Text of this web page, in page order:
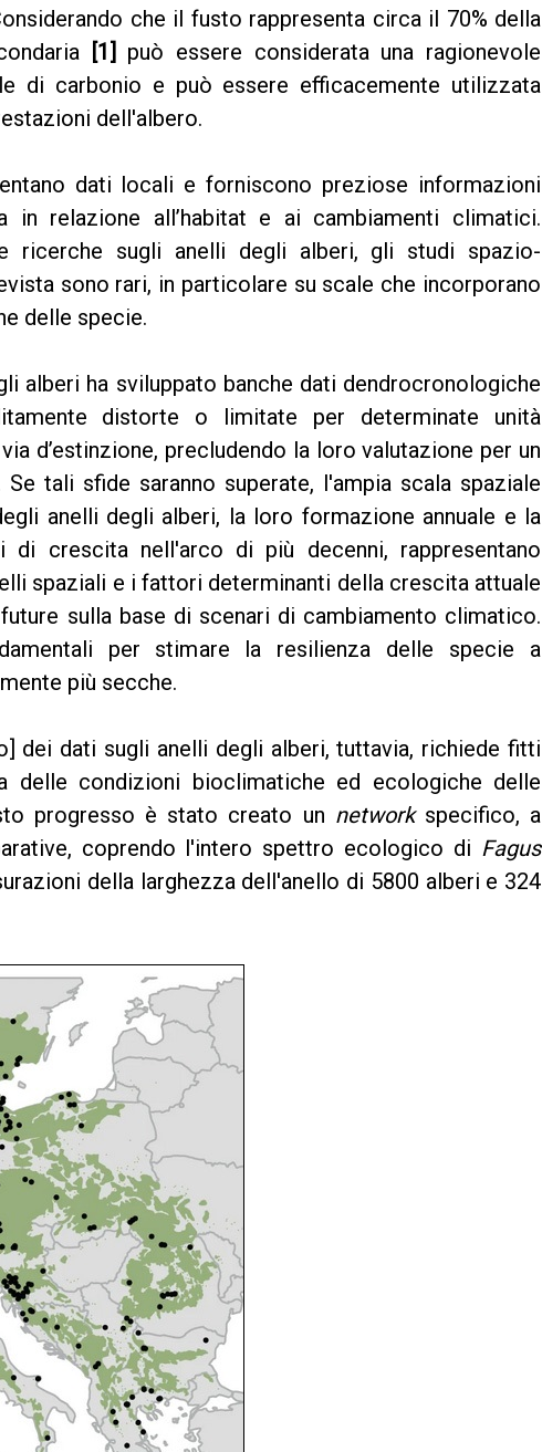
che il fusto rappresenta circa il 70% della
[1] può essere considerata una ragionevole
di carbonio e può essere efficacemente utilizzata
dell'albero.
dati locali e forniscono preziose informazioni
relazione all’habitat e ai cambiamenti climatici.
ricerche sugli anelli degli alberi, gli studi spazio-
sono rari, in particolare su scale che incorporano
delle specie.
alberi ha sviluppato banche dati dendrocronologiche
distorte o limitate per determinate unità
d’estinzione, precludendo la loro valutazione per un
tali sfide saranno superate, l'ampia scala spaziale
anelli degli alberi, la loro formazione annuale e la
crescita nell'arco di più decenni, rappresentano
spaziali e i fattori determinanti della crescita attuale
sulla base di scenari di cambiamento climatico.
per stimare la resilienza delle specie a
più secche.
dei dati sugli anelli degli alberi, tuttavia, richiede fitti
delle condizioni bioclimatiche ed ecologiche delle
progresso è stato creato un networkspecifico, a
coprendo l'intero spettro ecologico di Fagus
della larghezza dell'anello di 5800 alberi e 324